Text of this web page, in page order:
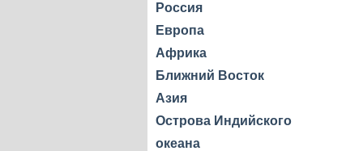
Россия
Европа
Африка
Ближний Восток
Азия
Острова Индийского
океана